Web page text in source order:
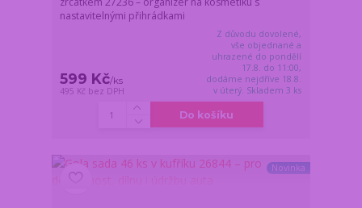
nastavitelnými přihrádkami
599 Kč/ks
495 Kč bez DPH
Z důvodu dovolené,
vše objednané a
uhrazené do pondělí
17.8. do 11:00,
dodáme nejdříve 18.8.
v úterý. Skladem 3 ks
Do košíku
Novinka